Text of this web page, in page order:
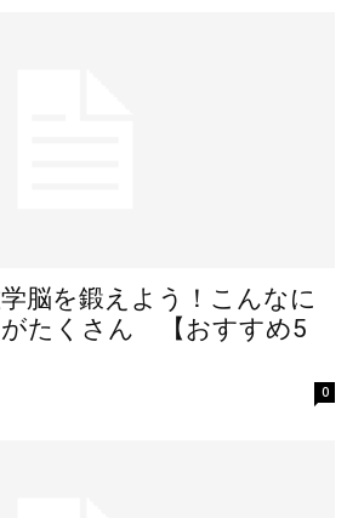
脳を鍛えよう！こんなに
たくさん 【おすすめ5
0